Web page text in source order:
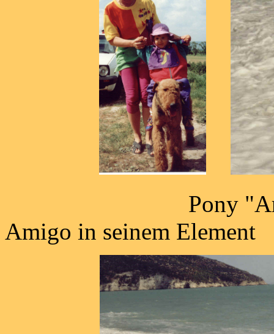
Amigo in seinem Element